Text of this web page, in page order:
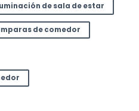
de sala de estar
de comedor